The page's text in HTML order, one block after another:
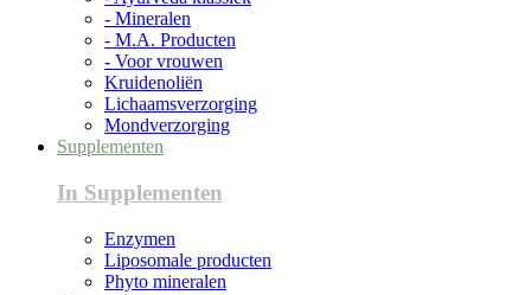
- Mineralen
- M.A. Producten
- Voor vrouwen
Kruidenoliën
Lichaamsverzorging
Mondverzorging
Supplementen
In Supplementen
Enzymen
Liposomale producten
Phyto mineralen